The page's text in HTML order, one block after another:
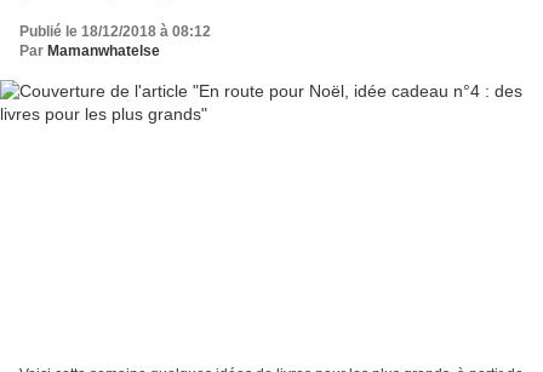
Publié le 18/12/2018 à 08:12
Par Mamanwhatelse